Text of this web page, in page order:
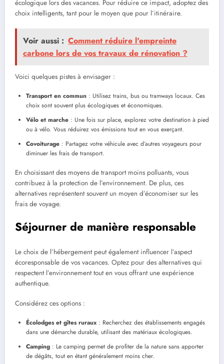
écologique lors des vacances. Pour réduire ce impact, adoptez des
choix intelligents, tant pour le moyen que pour l’itinéraire.
Voir aussi : Comment réduire l'empreinte
carbone lors de vos travaux de rénovation ?
Voici quelques pistes à envisager :
Transport en commun : Utilisez trains, bus ou tramways locaux. Ces
choix sont souvent plus écologiques et économiques.
Vélo et marche : Une fois sur place, explorez votre destination à pied
ou à vélo. Vous réduirez vos émissions tout en vous exerçant.
Covoiturage : Partagez votre véhicule avec d’autres voyageurs pour
diminuer les frais de transport.
En choisissant des moyens de transport moins polluants, vous
contribuez à la protection de l’environnement. De plus, ces
alternatives représentent souvent un moyen d’économiser sur les
frais de voyage.
Séjourner de manière responsable
Le choix de l’hébergement peut également influencer l’aspect
écoresponsable de vos vacances. Optez pour des alternatives qui
respectent l’environnement tout en vous offrant une expérience
authentique.
Considérez ces options :
Écolodges et gîtes ruraux : Recherchez des établissements engagés
dans une démarche durable, utilisant des matériaux écologiques.
Camping : Le camping permet de profiter de la nature sans apporter
de dégâts, tout en étant généralement moins cher.